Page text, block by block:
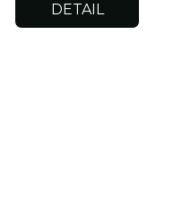
DETAIL